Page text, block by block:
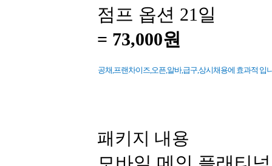
점프 옵션 21일
= 73,000원
공채,프랜차이즈,오픈,알바,급구,상시채용에 효과적 입
패키지 내용